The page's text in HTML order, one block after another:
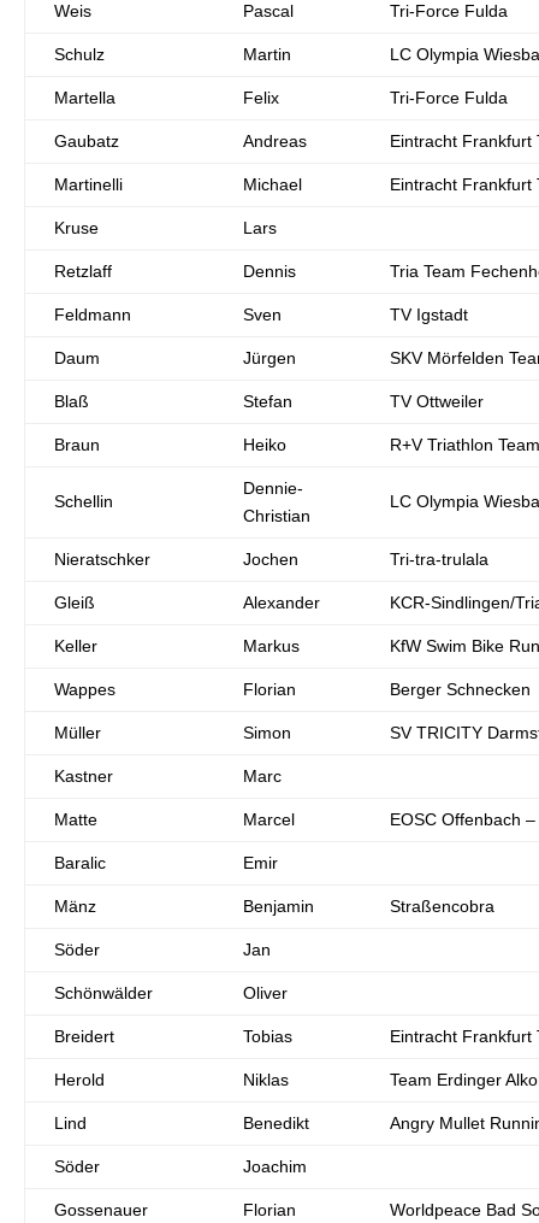
Weis Pascal Tri-Force Fulda
Schulz Martin LC Olympia
Martella Felix Tri-Force Fulda
Gaubatz Andreas Eintracht Frankfurt
Martinelli Michael Eintracht Frankfurt
Kruse Lars
Retzlaff Dennis Tria Team
Feldmann Sven TV Igstadt
Daum Jürgen SKV Mörfelden
Blaß Stefan TV Ottweiler
Braun Heiko R+V Triathlon Team
Schellin
Dennie-
Christian
LC Olympia
Nieratschker Jochen Tri-tra-trulala
Gleiß Alexander KCR-Sindlingen/
Keller Markus KfW Swim Bike Run
Wappes Florian Berger Schnecken
Müller Simon SV TRICITY
Kastner Marc
Matte Marcel EOSC Offenbach
Baralic Emir
Mänz Benjamin Straßencobra
Söder Jan
Schönwälder Oliver
Breidert Tobias Eintracht Frankfurt
Herold Niklas Team Erdinger
Lind Benedikt Angry Mullet
Söder Joachim
Gossenauer Florian Worldpeace Bad